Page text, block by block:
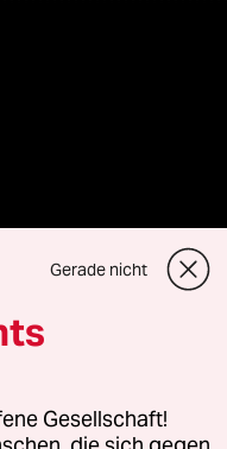
oder für Genehmigungen
Gerade nicht
Gesellschaft!